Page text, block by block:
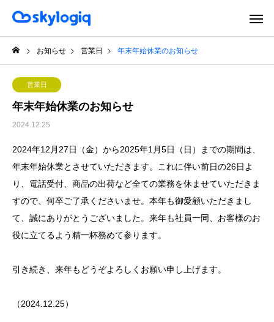
お知らせ 営業日 年末年始休業のお知らせ
営業日
年末年始休業のお知らせ
2024.12.25
2024年12月27日（金）から2025年1月5日（日）までの期間は、
年末年始休業とさせていただきます。これに伴い前日の26日よ
り、電話受付、商品の出荷など全ての業務を休ませていただきま
すので、何卒ご了承くださいませ。本年も御愛顧いただきまし
て、誠にありがとうございました。来年も社員一同、お客様のお
役に立てるよう精一杯務めて参ります。
引き続き、来年もどうぞよろしくお願い申し上げます。
（2024.12.25）